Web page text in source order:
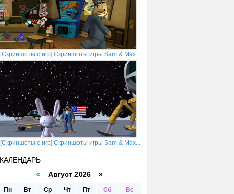
[Скриншоты с игр] Скриншоты игры Sam & Max...
[Скриншоты с игр] Скриншоты игры Sam & Max...
КАЛЕНДАРЬ
« Август 2026 »
Пн Вт Ср Чт Пт Сб Вс